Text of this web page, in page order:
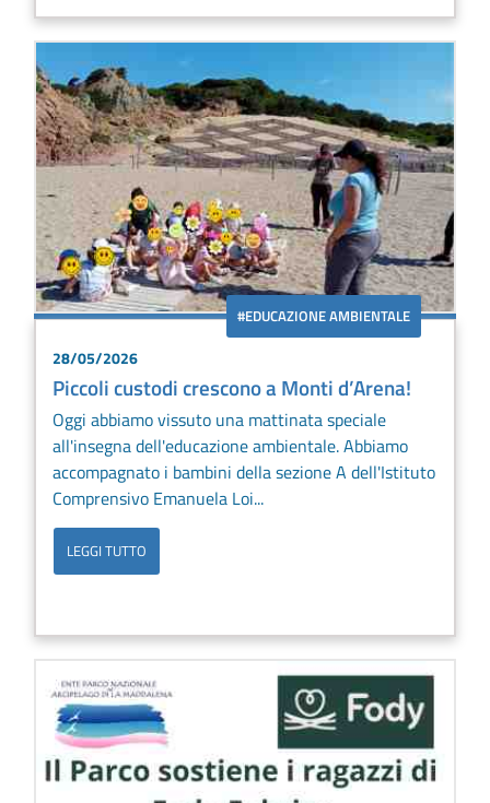
#EDUCAZIONE AMBIENTALE
28/05/2026
Piccoli custodi crescono a Monti d’Arena!
Oggi abbiamo vissuto una mattinata speciale
all'insegna dell'educazione ambientale. Abbiamo
accompagnato i bambini della sezione A dell'Istituto
Comprensivo Emanuela Loi...
LEGGI TUTTO